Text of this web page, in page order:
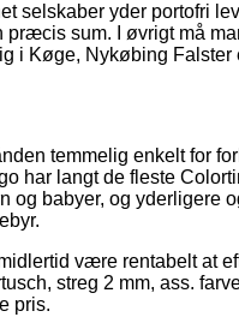
selskaber yder portofri
præcis sum. I øvrigt må
i Køge, Nykøbing
temmelig enkelt for
har langt de fleste
og babyer, og yderligere
være rentabelt at
streg 2 mm, ass.
pris.